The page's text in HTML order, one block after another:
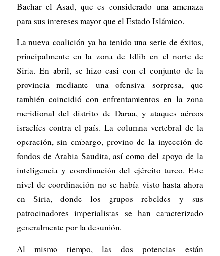
Bachar el Asad, que es considerado una amenaza
para sus intereses mayor que el Estado Islámico.
La nueva coalición ya ha tenido una serie de éxitos,
principalmente en la zona de Idlib en el norte de
Siria. En abril, se hizo casi con el conjunto de la
provincia mediante una ofensiva sorpresa, que
también coincidió con enfrentamientos en la zona
meridional del distrito de Daraa, y ataques aéreos
israelíes contra el país. La columna vertebral de la
operación, sin embargo, provino de la inyección de
fondos de Arabia Saudita, así como del apoyo de la
inteligencia y coordinación del ejército turco. Este
nivel de coordinación no se había visto hasta ahora
en Siria, donde los grupos rebeldes y sus
patrocinadores imperialistas se han caracterizado
generalmente por la desunión.
Al mismo tiempo, las dos potencias están